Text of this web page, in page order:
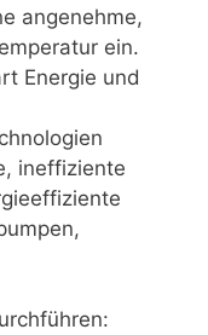
angenehme,
ein.
Energie und
ineffiziente